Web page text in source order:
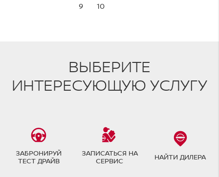
9
10
ВЫБЕРИТЕ
ИНТЕРЕСУЮЩУЮ УСЛУГУ
ЗАБРОНИРУЙ
ТЕСТ ДРАЙВ
ЗАПИСАТЬСЯ НА
СЕРВИС
НАЙТИ ДИЛЕРА